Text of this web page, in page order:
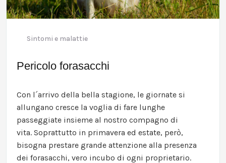
Pericolo forasacchi
Sintomi e malattie
Con l´arrivo della bella stagione‚ le giornate si
allungano cresce la voglia di fare lunghe
passeggiate insieme al nostro compagno di
vita. Soprattutto in primavera ed estate, però,
bisogna prestare grande attenzione alla presenza
dei forasacchi‚ vero incubo di ogni proprietario.